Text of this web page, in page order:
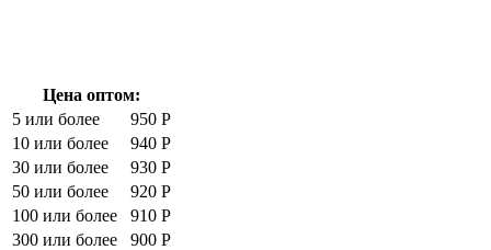
Цена оптом:
5 или более
950 Р
10 или более
940 Р
30 или более
930 Р
50 или более
920 Р
100 или более
910 Р
300 или более
900 Р